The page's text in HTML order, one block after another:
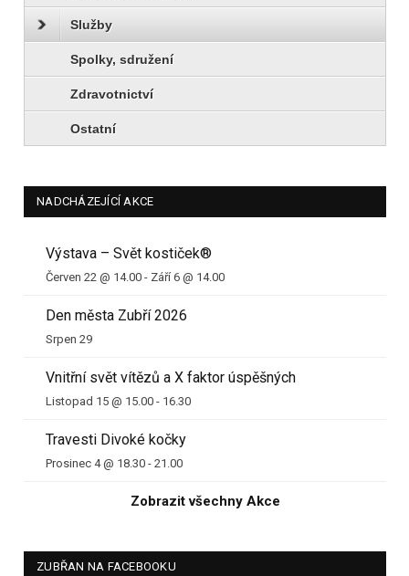
Služby
Spolky, sdružení
Zdravotnictví
Ostatní
NADCHÁZEJÍCÍ AKCE
Výstava – Svět kostiček®
Červen 22 @ 14.00 - Září 6 @ 14.00
Den města Zubří 2026
Srpen 29
Vnitřní svět vítězů a X faktor úspěšných
Listopad 15 @ 15.00 - 16.30
Travesti Divoké kočky
Prosinec 4 @ 18.30 - 21.00
Zobrazit všechny Akce
ZUBŘAN NA FACEBOOKU